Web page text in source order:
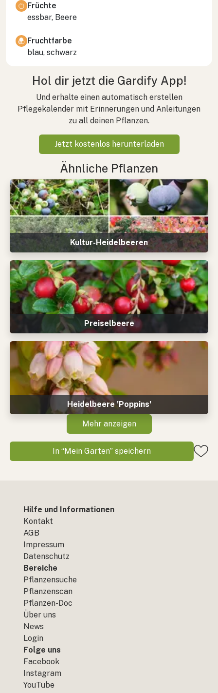
Früchte
essbar, Beere
Fruchtfarbe
blau, schwarz
Hol dir jetzt die Gardify App!
Und erhalte einen automatisch erstellen
Pflegekalender mit Erinnerungen und Anleitungen
zu all deinen Pflanzen.
Jetzt kostenlos herunterladen
Ähnliche Pflanzen
Kultur-Heidelbeeren
Preiselbeere
Heidelbeere 'Poppins'
Mehr anzeigen
In “Mein Garten” speichern
Hilfe und Informationen
Kontakt
AGB
Impressum
Datenschutz
Bereiche
Pflanzensuche
Pflanzenscan
Pflanzen-Doc
Über uns
News
Login
Folge uns
Facebook
Instagram
YouTube